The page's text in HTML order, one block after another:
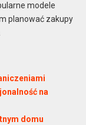
modele
planować zakupy
na
domu